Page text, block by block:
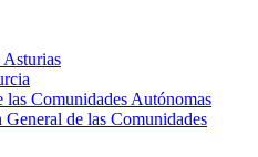
Asturias
Comunidades Autónomas
de las Comunidades